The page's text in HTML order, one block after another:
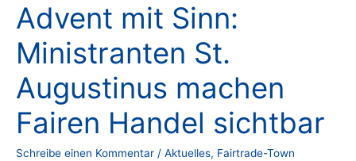
Advent mit Sinn:
Ministranten St.
Augustinus machen
Fairen Handel sichtbar
Schreibe einen Kommentar / Aktuelles, Fairtrade-Town